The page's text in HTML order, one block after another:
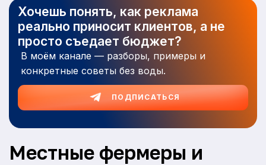
Хочешь понять, как реклама
реально приносит клиентов, а не
просто съедает бюджет?
В моём канале — разборы, примеры и
конкретные советы без воды.
ПОДПИСАТЬСЯ
Местные фермеры и